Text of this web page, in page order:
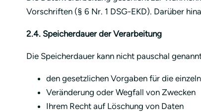
Vorschriften (§ 6 Nr. 1 DSG-EKD). Darüber
2.4. Speicherdauer der Verarbeitung
Die Speicherdauer kann nicht pauschal
den gesetzlichen Vorgaben für die
Veränderung oder Wegfall von Zwecken
Ihrem Recht auf Löschung von Daten